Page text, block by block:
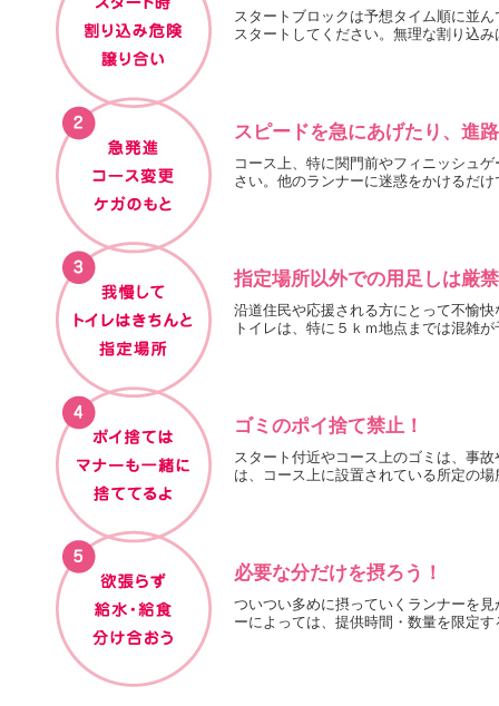
スタートブロックは予想タイム順に並
スタートしてください。無理な割り込
スピードを急にあげたり、進
コース上、特に関門前やフィニッシュ
さい。他のランナーに迷惑をかけるだ
指定場所以外での用足しは厳
沿道住民や応援される方にとって不愉
トイレは、特に５ｋｍ地点までは混雑
ゴミのポイ捨て禁止！
スタート付近やコース上のゴミは、事
は、コース上に設置されている所定の
必要な分だけを摂ろう！
ついつい多めに摂っていくランナーを
ーによっては、提供時間・数量を限定